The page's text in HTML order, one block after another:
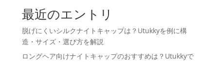
最近のエントリ
脱げにくいシルクナイトキャップは？Utukkyを例に構
造・サイズ・選び方を解説
ロングヘア向けナイトキャップのおすすめは？Utukkyで